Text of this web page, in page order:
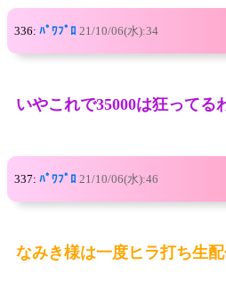
336: ﾊﾟﾜﾌﾟﾛ 21/10/06(水):34
いやこれで35000は狂ってる
337: ﾊﾟﾜﾌﾟﾛ 21/10/06(水):46
なみき様は一度ヒラ打ち生